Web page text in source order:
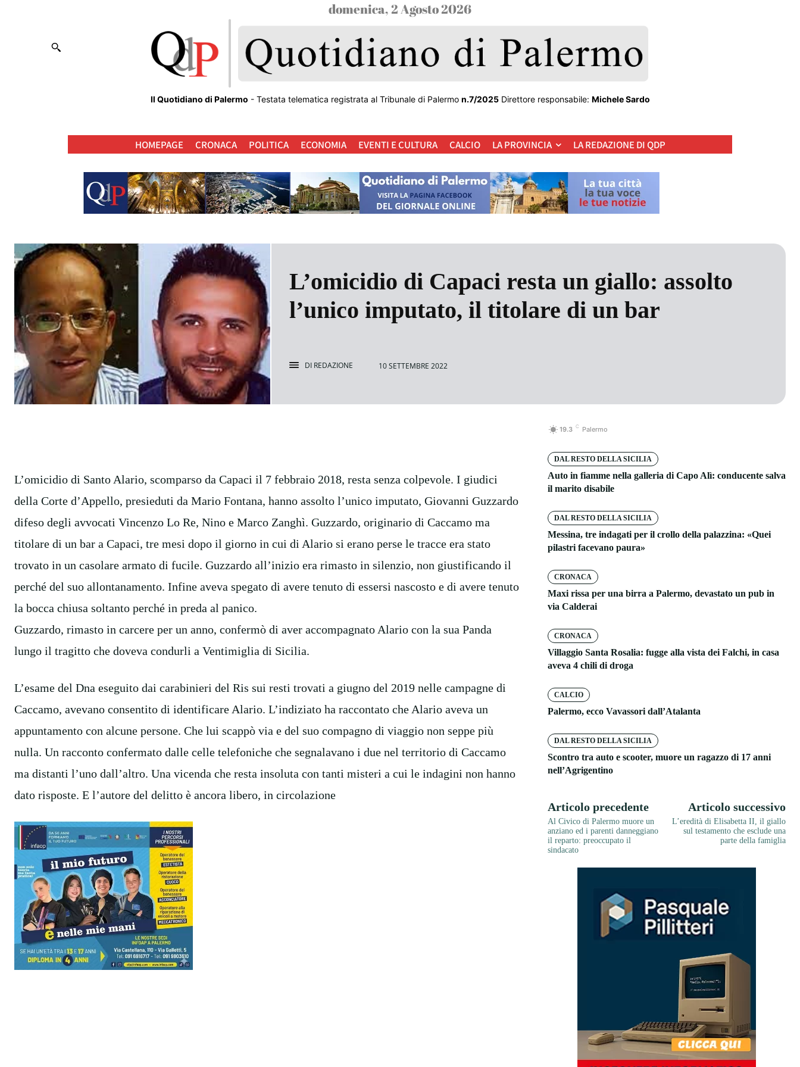
domenica, 2 Agosto 2026
Il Quotidiano di Palermo - Testata telematica registrata al Tribunale di Palermo n.7/2025Direttore responsabile: Michele Sardo
HOMEPAGE CRONACA POLITICA ECONOMIA EVENTI E CULTURA CALCIO LA PROVINCIA LA REDAZIONE DI QDP
L’omicidio di Capaci resta un giallo: assolto
l’unico imputato, il titolare di un bar
DI REDAZIONE 10 SETTEMBRE 2022
L’omicidio di Santo Alario, scomparso da Capaci il 7 febbraio 2018, resta senza colpevole. I giudici
della Corte d’Appello, presieduti da Mario Fontana, hanno assolto l’unico imputato, Giovanni Guzzardo
difeso degli avvocati Vincenzo Lo Re, Nino e Marco Zanghì. Guzzardo, originario di Caccamo ma
titolare di un bar a Capaci, tre mesi dopo il giorno in cui di Alario si erano perse le tracce era stato
trovato in un casolare armato di fucile. Guzzardo all’inizio era rimasto in silenzio, non giustificando il
perché del suo allontanamento. Infine aveva spegato di avere tenuto di essersi nascosto e di avere tenuto
la bocca chiusa soltanto perché in preda al panico.
Guzzardo, rimasto in carcere per un anno, confermò di aver accompagnato Alario con la sua Panda
lungo il tragitto che doveva condurli a Ventimiglia di Sicilia.
L’esame del Dna eseguito dai carabinieri del Ris sui resti trovati a giugno del 2019 nelle campagne di
Caccamo, avevano consentito di identificare Alario. L’indiziato ha raccontato che Alario aveva un
appuntamento con alcune persone. Che lui scappò via e del suo compagno di viaggio non seppe più
nulla. Un racconto confermato dalle celle telefoniche che segnalavano i due nel territorio di Caccamo
ma distanti l’uno dall’altro. Una vicenda che resta insoluta con tanti misteri a cui le indagini non hanno
dato risposte. E l’autore del delitto è ancora libero, in circolazione
19.3 C Palermo
DAL RESTO DELLA SICILIA
Auto in fiamme nella galleria di Capo Alì: conducente salva
il marito disabile
DAL RESTO DELLA SICILIA
Messina, tre indagati per il crollo della palazzina: «Quei
pilastri facevano paura»
CRONACA
Maxi rissa per una birra a Palermo, devastato un pub in
via Calderai
CRONACA
Villaggio Santa Rosalia: fugge alla vista dei Falchi, in casa
aveva 4 chili di droga
CALCIO
Palermo, ecco Vavassori dall’Atalanta
DAL RESTO DELLA SICILIA
Scontro tra auto e scooter, muore un ragazzo di 17 anni
nell’Agrigentino
Articolo precedente
Al Civico di Palermo muore un
anziano ed i parenti danneggiano
il reparto: preoccupato il
sindacato
Articolo successivo
L’eredità di Elisabetta II, il giallo
sul testamento che esclude una
parte della famiglia